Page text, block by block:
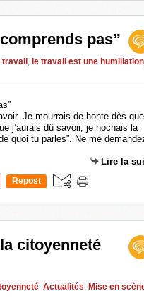
pas”
travail , le travail est une humiliation
Je mourrais de honte dès que
j’aurais dû savoir, je hochais la
quoi tu parles”. Ne me
Lire la
Repost
citoyenneté
, Actualités, Mise en